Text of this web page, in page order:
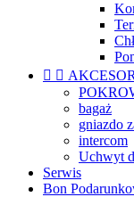
 
bagaż
gniazdo
intercom
Uchwyt
Serwis
Bon